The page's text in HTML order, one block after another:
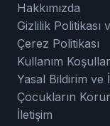
Hakkımızda
Gizlilik Politikası
Çerez Politikası
Kullanım
Yasal Bildirim ve
Çocukların
İletişim